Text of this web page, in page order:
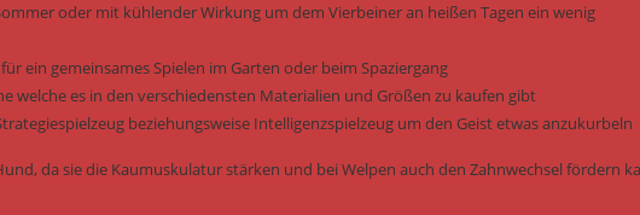
oder mit kühlender Wirkung um dem Vierbeiner an heißen Tagen ein wenig
ein gemeinsames Spielen im Garten oder beim Spaziergang
welche es in den verschiedensten Materialien und Größen zu kaufen gibt
beziehungsweise Intelligenzspielzeug um den Geist etwas anzukurbeln
da sie die Kaumuskulatur stärken und bei Welpen auch den Zahnwechsel fördern